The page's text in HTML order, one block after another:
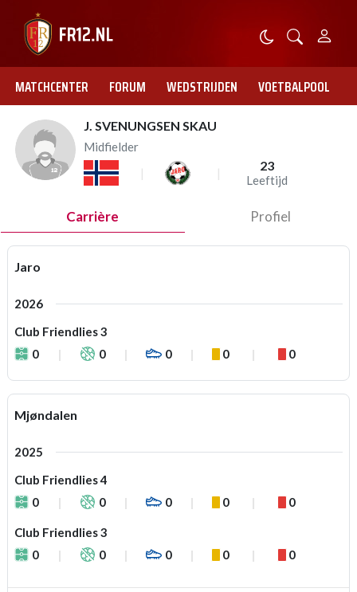
MATCHCENTER FORUM WEDSTRIJDEN VOETBALPOOL
J. SVENUNGSEN SKAU
Midfielder
23
Leeftijd
Carrière Profiel
Jaro
2026
Club Friendlies 3
0
0 0 0 0
Mjøndalen
2025
Club Friendlies 4
0
0 0 0 0
Club Friendlies 3
0
0 0 0 0